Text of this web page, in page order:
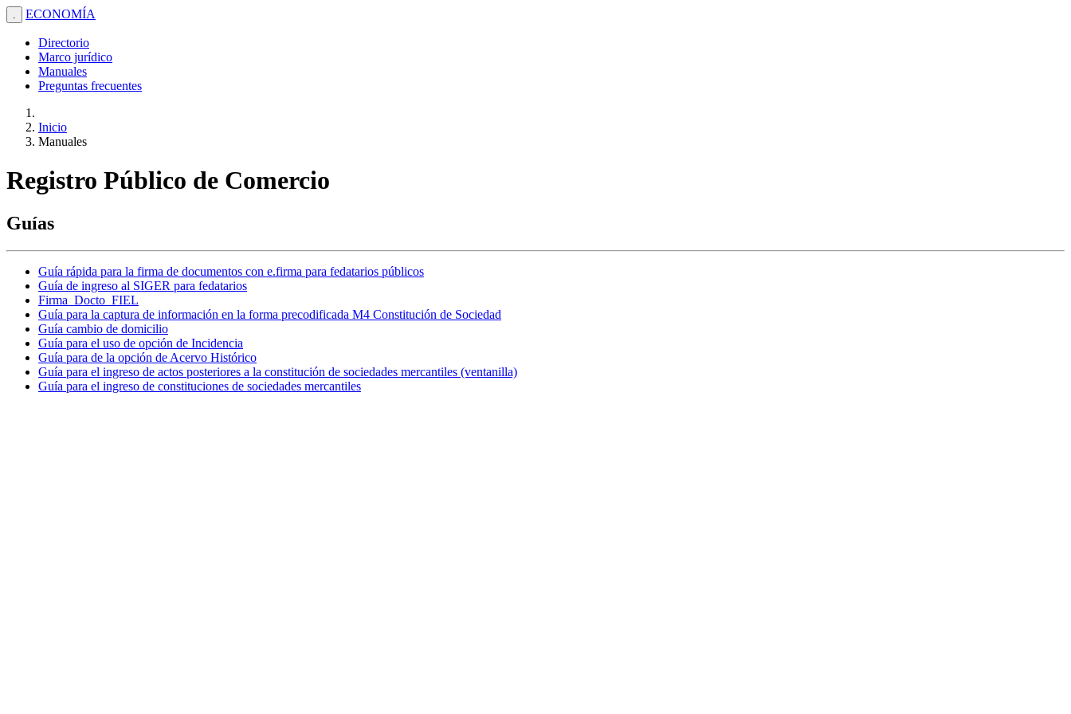
. ECONOMÍA
Directorio
Marco jurídico
Manuales
Preguntas frecuentes
Inicio
Manuales
Registro Público de Comercio
Guías
Guía rápida para la firma de documentos con e.firma para fedatarios públicos
Guía de ingreso al SIGER para fedatarios
Firma_Docto_FIEL
Guía para la captura de información en la forma precodificada M4 Constitución de Sociedad
Guía cambio de domicilio
Guía para el uso de opción de Incidencia
Guía para de la opción de Acervo Histórico
Guía para el ingreso de actos posteriores a la constitución de sociedades mercantiles (ventanilla)
Guía para el ingreso de constituciones de sociedades mercantiles